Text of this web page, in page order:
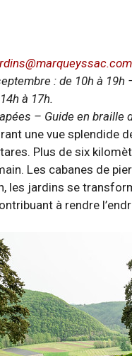
: de 10h à
à 17h.
– Guide en braille
une vue splendide
Plus de six
Les cabanes de
les jardins se
à rendre